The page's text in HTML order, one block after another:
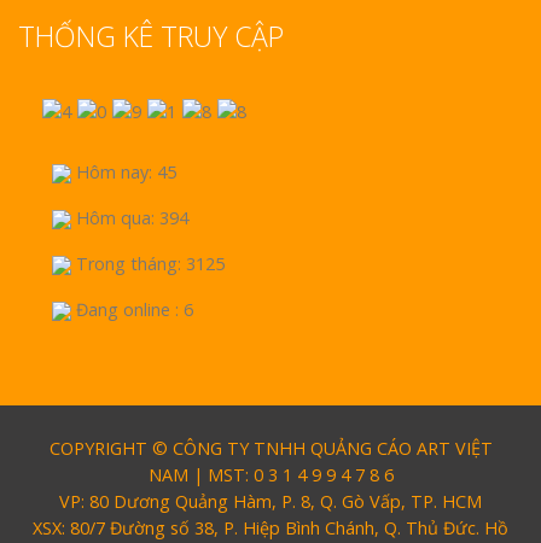
THỐNG KÊ TRUY CẬP
Hôm nay: 45
Hôm qua: 394
Trong tháng: 3125
Đang online : 6
COPYRIGHT © CÔNG TY TNHH QUẢNG CÁO ART VIỆT
NAM | MST: 0 3 1 4 9 9 4 7 8 6
VP: 80 Dương Quảng Hàm, P. 8, Q. Gò Vấp, TP. HCM
XSX: 80/7 Đường số 38, P. Hiệp Bình Chánh, Q. Thủ Đức. Hồ